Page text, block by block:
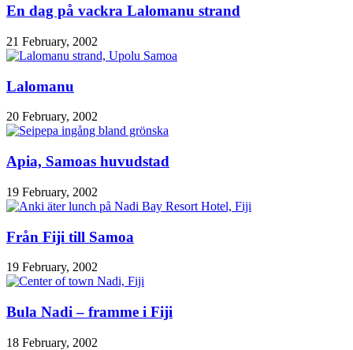
En dag på vackra Lalomanu strand
21 February, 2002
Lalomanu
20 February, 2002
Apia, Samoas huvudstad
19 February, 2002
Från Fiji till Samoa
19 February, 2002
Bula Nadi – framme i Fiji
18 February, 2002